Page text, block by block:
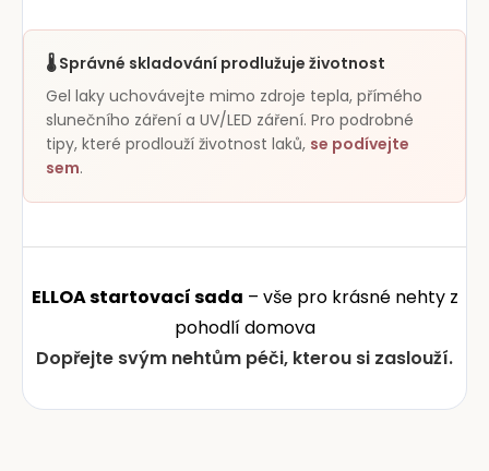
🌡️ Správné skladování prodlužuje životnost
Gel laky uchovávejte mimo zdroje tepla, přímého
slunečního záření a UV/LED záření. Pro podrobné
tipy, které prodlouží životnost laků, se podívejte
sem.
ELLOA startovací sada – vše pro krásné nehty z
pohodlí domova
Dopřejte svým nehtům péči, kterou si zaslouží.